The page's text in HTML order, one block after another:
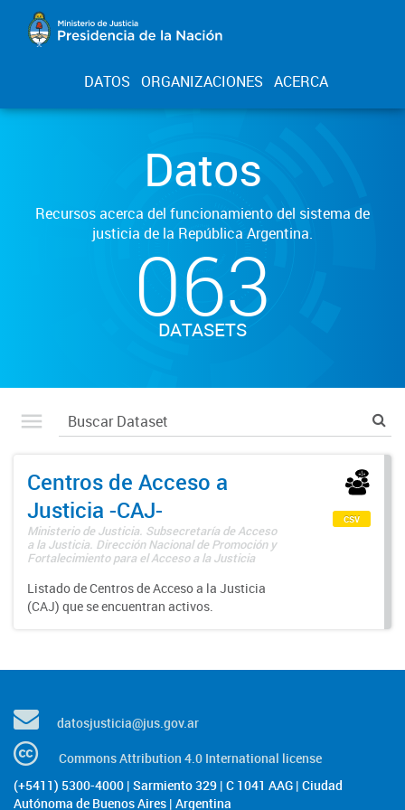
DATOS ORGANIZACIONES ACERCA
Datos
Recursos acerca del funcionamiento del sistema de
justicia de la República Argentina.
063
DATASETS
Centros de Acceso a
Justicia -CAJ-
Ministerio de Justicia. Subsecretaría de Acceso
a la Justicia. Dirección Nacional de Promoción y
Fortalecimiento para el Acceso a la Justicia
Listado de Centros de Acceso a la Justicia
(CAJ) que se encuentran activos.
csv
datosjusticia@jus.gov.ar
Commons Attribution 4.0 International license
(+5411) 5300-4000 | Sarmiento 329 | C 1041 AAG | Ciudad
Autónoma de Buenos Aires | Argentina